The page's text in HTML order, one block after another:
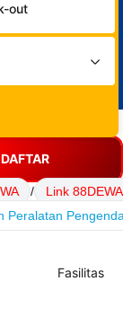
out
DAFTAR
/
Link 88DEWA
Peralatan
Fasilitas